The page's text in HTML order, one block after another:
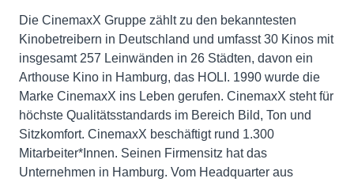
Die CinemaxX Gruppe zählt zu den bekanntesten
Kinobetreibern in Deutschland und umfasst 30 Kinos mit
insgesamt 257 Leinwänden in 26 Städten, davon ein
Arthouse Kino in Hamburg, das HOLI. 1990 wurde die
Marke CinemaxX ins Leben gerufen. CinemaxX steht für
höchste Qualitätsstandards im Bereich Bild, Ton und
Sitzkomfort. CinemaxX beschäftigt rund 1.300
Mitarbeiter*Innen. Seinen Firmensitz hat das
Unternehmen in Hamburg. Vom Headquarter aus